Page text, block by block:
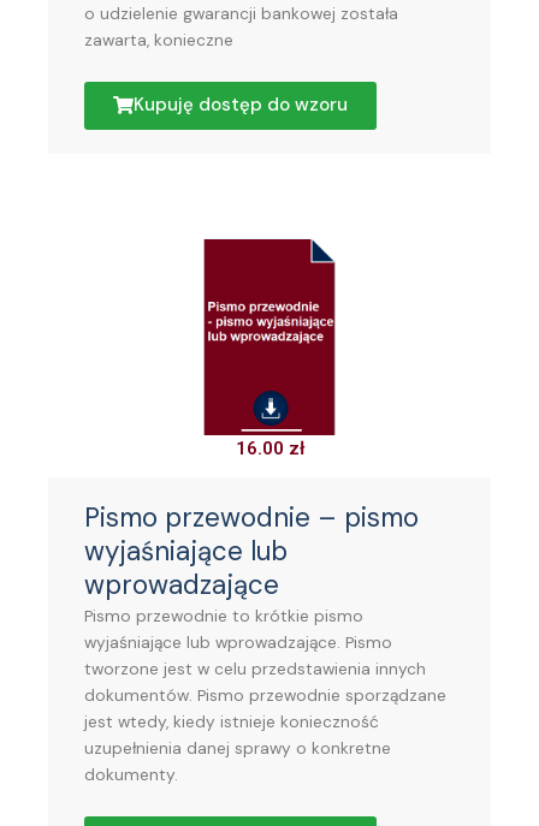
o udzielenie gwarancji bankowej została
zawarta, konieczne
Kupuję dostęp do wzoru
16.00 zł
Pismo przewodnie – pismo
wyjaśniające lub
wprowadzające
Pismo przewodnie to krótkie pismo
wyjaśniające lub wprowadzające. Pismo
tworzone jest w celu przedstawienia innych
dokumentów. Pismo przewodnie sporządzane
jest wtedy, kiedy istnieje konieczność
uzupełnienia danej sprawy o konkretne
dokumenty.